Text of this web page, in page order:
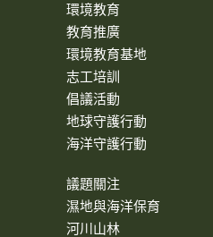
環境教育
教育推廣
環境教育基地
志工培訓
倡議活動
地球守護行動
海洋守護行動
議題關注
濕地與海洋保育
河川山林